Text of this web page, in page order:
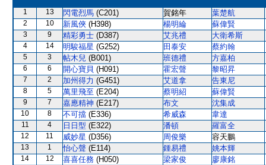
1 13 閃電烈馬 (C201) 賀銘年 葉楚航
2 10 新風俠 (H398) 楊明綸 蘇偉賢
3 9 精彩勇士 (D387) 艾兆禮 大衛希斯
4 14 明駿福星 (G252) 田泰安 蔡約翰
5 3 帖木兒 (B001) 班德禮 方嘉柏
6 6 開心寶貝 (H091) 霍宏聲 黎昭昇
7 2 加州得力 (G451) 艾道拿 告東尼
8 5 萬里飛至 (E204) 蔡明紹 蘇偉賢
9 7 嘉應精神 (E217) 布文 沈集成
10 8 不可擋 (E336) 希威森 韋達
11 4 日日型 (E322) 潘頓 羅富全
12 11 威妙星 (D356) 周俊樂 容天鵬
13 1 怡心聲 (E114) 鍾易禮 姚本輝
14 12 喜喜任務 (H050) 梁家俊
廖康銘